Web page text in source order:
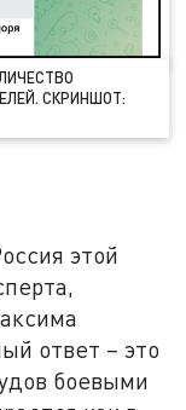
СКРИНШОТ:
этой
ответ – это
боевыми